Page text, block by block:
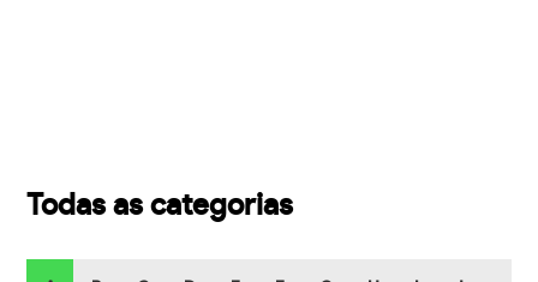
Todas as categorias